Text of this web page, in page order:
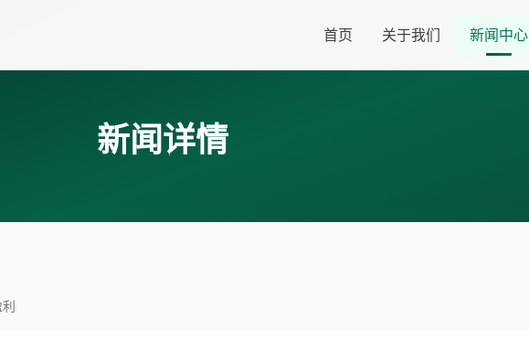
首页 关于我们 新闻中心
新闻详情